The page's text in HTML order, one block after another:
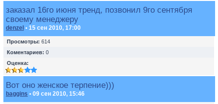
заказал 16го июня тренд, позвонил 9го сентября
своему менеджеру
denzel • 15 сен 2010, 17:00
Просмотры: 614
Коментариев: 0
Оценка:
Вот оно женское терпение)))
baggins • 09 сен 2010, 15:46